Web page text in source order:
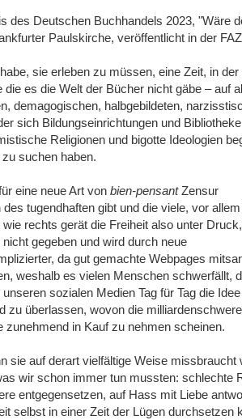
des Deutschen Buchhandels 2023, "Wäre
Paulskirche, veröffentlicht in der
sie erleben zu müssen, eine Zeit, in der
es die Welt der Bücher nicht gäbe – auf
demagogischen, halbgebildeten,
sich Bildungseinrichtungen und
Religionen und bigotte Ideologien
suchen haben.
eine neue Art von bien-pensantZensur
tugendhaften gibt und die viele, vor
rechts gerät die Freiheit also unter
gegeben und wird durch neue
da gut gemachte Webpages
weshalb es vielen Menschen schwerfällt,
sozialen Medien Tag für Tag die
zu überlassen, wovon die
in Kauf zu nehmen scheinen.
sie auf derart vielfältige Weise missbraucht
wir schon immer tun mussten: schlechte
entgegensetzen, auf Hass mit Liebe
selbst in einer Zeit der Lügen durchsetzen